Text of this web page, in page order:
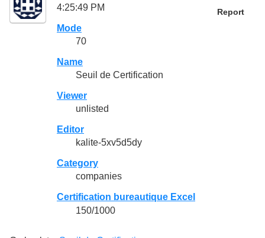
4:25:49 PM
Report
Mode
70
Name
Seuil de Certification
Viewer
unlisted
Editor
kalite-5xv5d5dy
Category
companies
Certification bureautique Excel
150/1000